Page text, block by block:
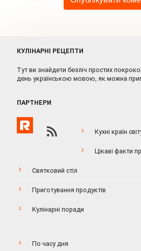
КУЛІНАРНІ РЕЦЕПТИ
Тут ви знайдети безліч простих
день українською мовою, як можна
ПАРТНЕРИ
Кухні країн
Цікаві факти
Святковий стіл
Приготування продуктів
Кулінарні поради
По часу дня